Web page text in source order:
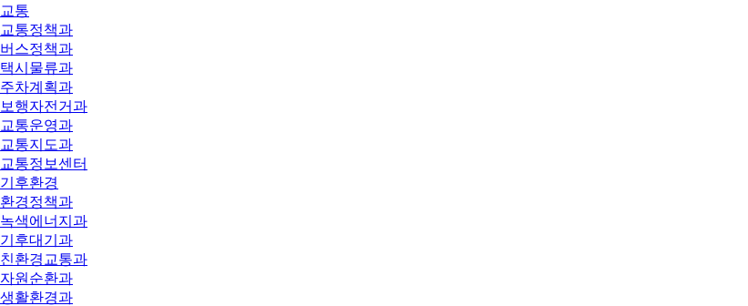
교통
교통정책과
버스정책과
택시물류과
주차계획과
보행자전거과
교통운영과
교통지도과
교통정보센터
기후환경
환경정책과
녹색에너지과
기후대기과
친환경교통과
자원순환과
생활환경과